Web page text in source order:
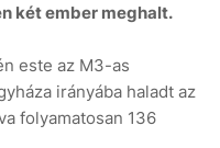
két ember meghalt.
este az M3-as
irányába haladt az
folyamatosan 136